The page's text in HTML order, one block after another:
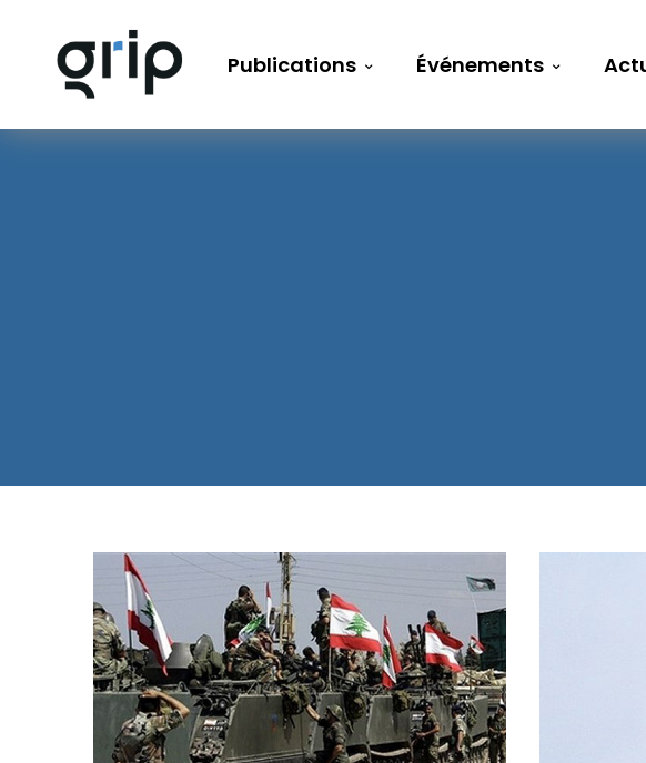
Publications Événements